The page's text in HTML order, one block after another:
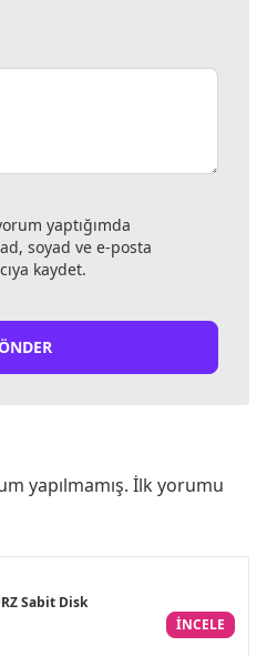
yaptığımda
soyad ve e-posta
kaydet.
yapılmamış. İlk yorumu
Sabit Disk
INCELE